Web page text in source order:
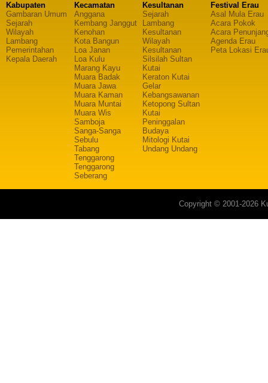
Kabupaten
Gambaran Umum
Sejarah
Wilayah
Lambang
Pemerintahan
Kepala Daerah
Kecamatan
Anggana
Kembang Janggut
Kenohan
Kota Bangun
Loa Janan
Loa Kulu
Marang Kayu
Muara Badak
Muara Jawa
Muara Kaman
Muara Muntai
Muara Wis
Samboja
Sanga-Sanga
Sebulu
Tabang
Tenggarong
Tenggarong
Seberang
Kesultanan
Sejarah
Lambang
Kesultanan
Wilayah
Kesultanan
Silsilah Sultan
Kutai
Keraton Kutai
Gelar
Kebangsawanan
Ketopong Sultan
Kutai
Peninggalan
Budaya
Mitologi Kutai
Undang Undang
Festival Erau
Asal Mula Erau
Acara Pokok
Acara
Agenda Erau
Peta Lokasi
Copyright © 2001-2026